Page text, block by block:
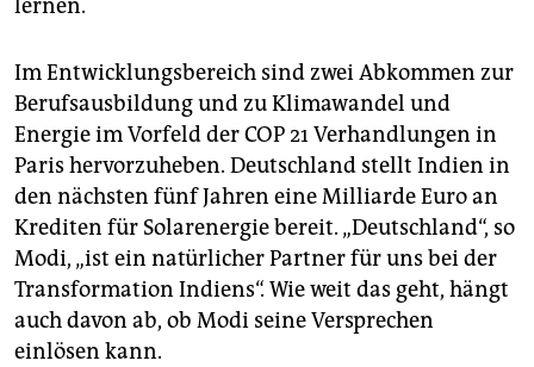
lernen.
Im Entwicklungsbereich sind zwei Abkommen zur
Berufsausbildung und zu Klimawandel und
Energie im Vorfeld der COP 21 Verhandlungen in
Paris hervorzuheben. Deutschland stellt Indien in
den nächsten fünf Jahren eine Milliarde Euro an
Krediten für Solarenergie bereit. „Deutschland“, so
Modi, „ist ein natürlicher Partner für uns bei der
Transformation Indiens“. Wie weit das geht, hängt
auch davon ab, ob Modi seine Versprechen
einlösen kann.